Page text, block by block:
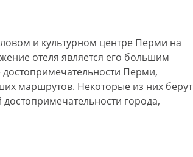
и культурном центре Перми на
отеля является его большим
Перми,
маршрутов. Некоторые из них берут
города,